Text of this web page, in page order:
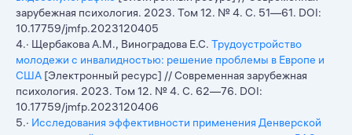
зарубежная психология. 2023. Том 12. № 4. С. 51—61. DOI:
10.17759/jmfp.2023120405
4.· Щербакова А.М., Виноградова Е.С. Трудоустройство
молодежи с инвалидностью: решение проблемы в Европе и
США [Электронный ресурс] // Современная зарубежная
психология. 2023. Том 12. № 4. С. 62—76. DOI:
10.17759/jmfp.2023120406
5.· Исследования эффективности применения Денверской